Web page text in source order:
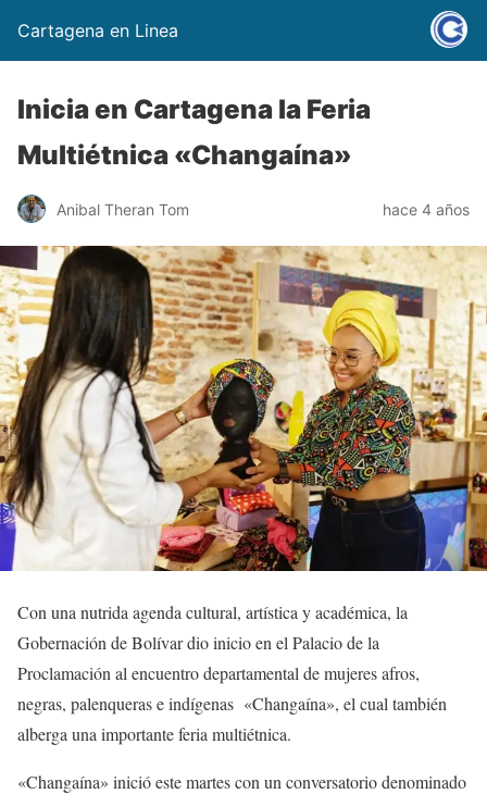
Cartagena en Linea
Inicia en Cartagena la Feria
Multiétnica «Changaína»
Anibal Theran Tom hace 4 años
Con una nutrida agenda cultural, artística y académica, la
Gobernación de Bolívar dio inicio en el Palacio de la
Proclamación al encuentro departamental de mujeres afros,
negras, palenqueras e indígenas «Changaína», el cual también
alberga una importante feria multiétnica.
«Changaína» inició este martes con un conversatorio denominado